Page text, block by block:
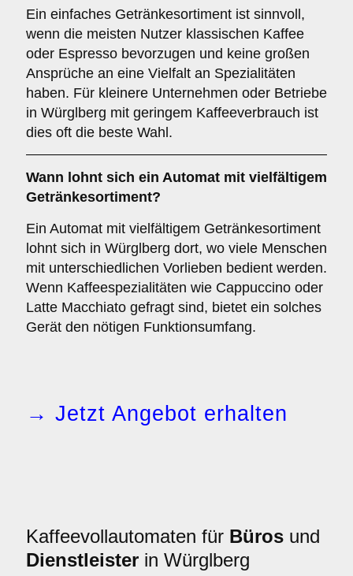
Ein einfaches Getränkesortiment ist sinnvoll,
wenn die meisten Nutzer klassischen Kaffee
oder Espresso bevorzugen und keine großen
Ansprüche an eine Vielfalt an Spezialitäten
haben. Für kleinere Unternehmen oder Betriebe
in Würglberg mit geringem Kaffeeverbrauch ist
dies oft die beste Wahl.
Wann lohnt sich ein Automat mit vielfältigem
Getränkesortiment?
Ein Automat mit vielfältigem Getränkesortiment
lohnt sich in Würglberg dort, wo viele Menschen
mit unterschiedlichen Vorlieben bedient werden.
Wenn Kaffeespezialitäten wie Cappuccino oder
Latte Macchiato gefragt sind, bietet ein solches
Gerät den nötigen Funktionsumfang.
→ Jetzt Angebot erhalten
Kaffeevollautomaten für Büros und
Dienstleister in Würglberg